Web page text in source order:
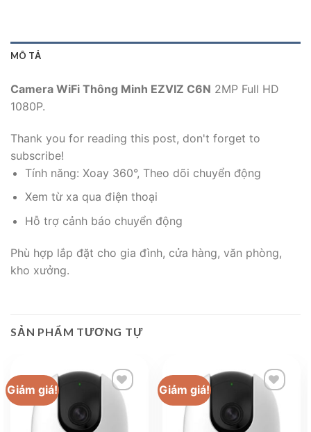
MÔ TẢ
Camera WiFi Thông Minh EZVIZ C6N 2MP Full HD
1080P.
Thank you for reading this post, don't forget to
subscribe!
Tính năng: Xoay 360°, Theo dõi chuyển động
Xem từ xa qua điện thoại
Hỗ trợ cảnh báo chuyển động
Phù hợp lắp đặt cho gia đình, cửa hàng, văn phòng,
kho xưởng.
SẢN PHẨM TƯƠNG TỰ
Giảm giá! Giảm giá!